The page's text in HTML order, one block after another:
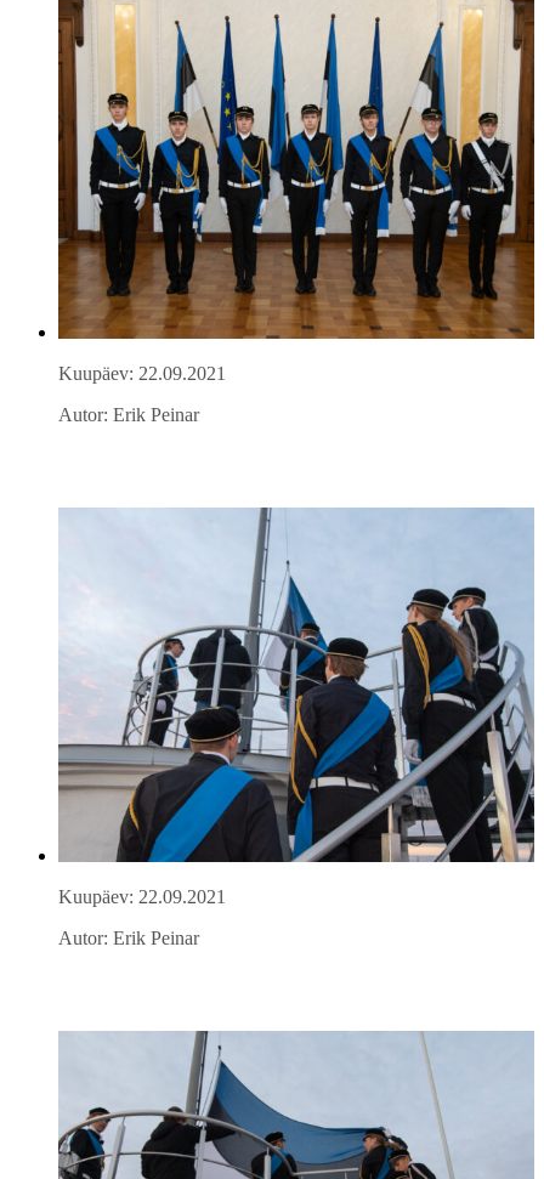
Kuupäev: 22.09.2021
Autor: Erik Peinar
Kuupäev: 22.09.2021
Autor: Erik Peinar